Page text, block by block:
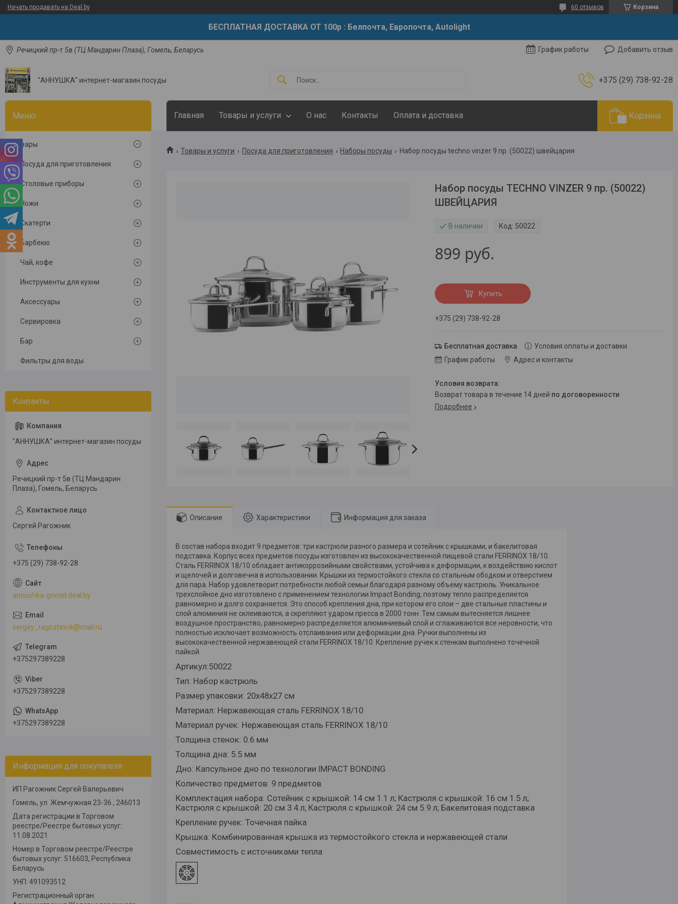
Начать продавать на Deal.by Корзина
60 отзывов
БЕСПЛАТНАЯ ДОСТАВКА ОТ 100р : Белпочта, Европочта, Autolight
Речицкий пр-т 5в (ТЦ Мандарин Плаза), Гомель, Беларусь График работы Добавить отзыв
"АННУШКА" интернет-магазин посуды +375 (29) 738-92-28
Главная Товары и услуги О нас Контакты Оплата и доставка Корзина
Товары и услуги Посуда для приготовления Наборы посуды Набор посуды techno vinzer 9 пр. (50022) швейцария
Набор посуды TECHNO VINZER 9 пр. (50022)
ШВЕЙЦАРИЯ
В наличии Код: 50022
899 руб.
Купить
+375 (29) 738-92-28
Бесплатная доставка
Условия оплаты и доставки
График работы
Адрес и контакты
возврат товара в течение 14 дней по договоренности
Подробнее
Описание Характеристики Информация для заказа
В состав набора входит 9 предметов: три кастрюли разного размера и сотейник с крышками, и бакелитовая
подставка. Корпус всех предметов посуды изготовлен из высококачественной пищевой стали FERRINOX 18/10.
Сталь FERRINOX 18/10 обладает антикоррозийными свойствами, устойчива к деформации, к воздействию кислот
и щелочей и долговечна в использовании. Крышки из термостойкого стекла со стальным ободком и отверстием
для пара. Набор удовлетворит потребности любой семьи благодаря разному объему кастрюль. Уникальное
трехслойное дно изготовлено с применением технологии Impact Bonding, поэтому тепло распределяется
равномерно и долго сохраняется. Это способ крепления дна, при котором его слои – две стальные пластины и
слой алюминия не склеиваются, а скрепляют ударом пресса в 2000 тонн. Тем самым вытесняется лишнее
воздушное пространство, равномерно распределяется алюминиевый слой и сглаживаются все неровности, что
полностью исключает возможность отслаивания или деформации дна. Ручки выполнены из
высококачественной нержавеющей стали FERRINOX 18/10. Крепление ручек к стенкам выполнено точечной
пайкой.
Артикул:50022
Тип: Набор кастрюль
Размер упаковки: 20x48x27 см
Материал: Нержавеющая сталь FERRINOX 18/10
Материал ручек: Нержавеющая сталь FERRINOX 18/10
Толщина стенок: 0.6 мм
Толщина дна: 5.5 мм
Дно: Капсульное дно по технологии IMPACT BONDING
Количество предметов: 9 предметов
Комплектация набора: Сотейник с крышкой: 14 см 1.1 л; Кастрюля с крышкой: 16 см 1.5 л;
Кастрюля с крышкой: 20 см 3.4 л; Кастрюля с крышкой: 24 см 5.9 л; Бакелитовая подставка
Крепление ручек: Точечная пайка
Крышка: Комбинированная крышка из термостойкого стекла и нержавеющей стали
Совместимость с источниками тепла
Товары
Посуда для приготовления
Столовые приборы
Ножи
Скатерти
Барбекю
Чай, кофе
Инструменты для кухни
Аксессуары
Сервировка
Бар
Фильтры для воды
"АННУШКА" интернет-магазин посуды
Речицкий пр-т 5в (ТЦ Мандарин
Плаза), Гомель, Беларусь
Сергей Рагожник
+375 (29) 738-92-28
annushka-gomel.deal.by
sergey_ragozhnick@mail.ru
+375297389228
+375297389228
+375297389228
Информация для покупателя
ИП Рагожник Сергей Валерьевич
Гомель, ул. Жемчужная 23-36 , 246013
Дата регистрации в Торговом
реестре/Реестре бытовых услуг:
11.08.2021
Номер в Торговом реестре/Реестре
бытовых услуг: 516603, Республика
Беларусь
УНП: 491093512
Регистрационный орган: